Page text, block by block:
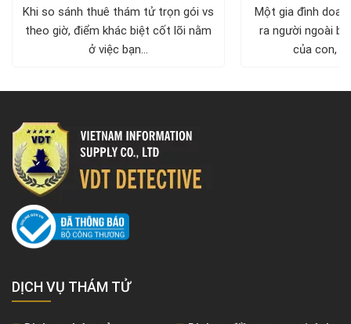
Khi so sánh thuê thám tử trọn gói vs
theo giờ, điểm khác biệt cốt lõi nằm
ở việc bạn...
Một gia đình
ra người ngoài
của con,
DỊCH VỤ THÁM TỬ